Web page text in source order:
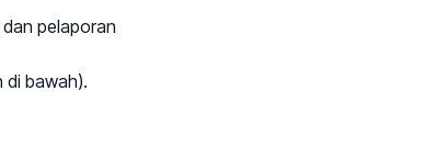
pelaporan
di bawah).